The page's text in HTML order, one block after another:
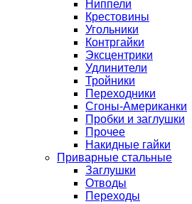
Ниппели
Крестовины
Угольники
Контргайки
Эксцентрики
Удлинители
Тройники
Переходники
Сгоны-Американки
Пробки и заглушки
Прочее
Накидные гайки
Приварные стальные
Заглушки
Отводы
Переходы